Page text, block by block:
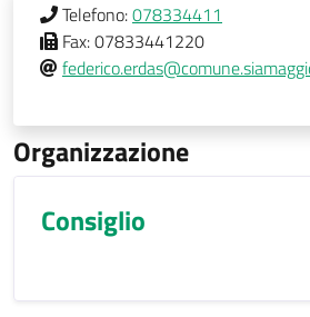
Telefono:078334411
Fax:07833441220
Organizzazione
Consiglio